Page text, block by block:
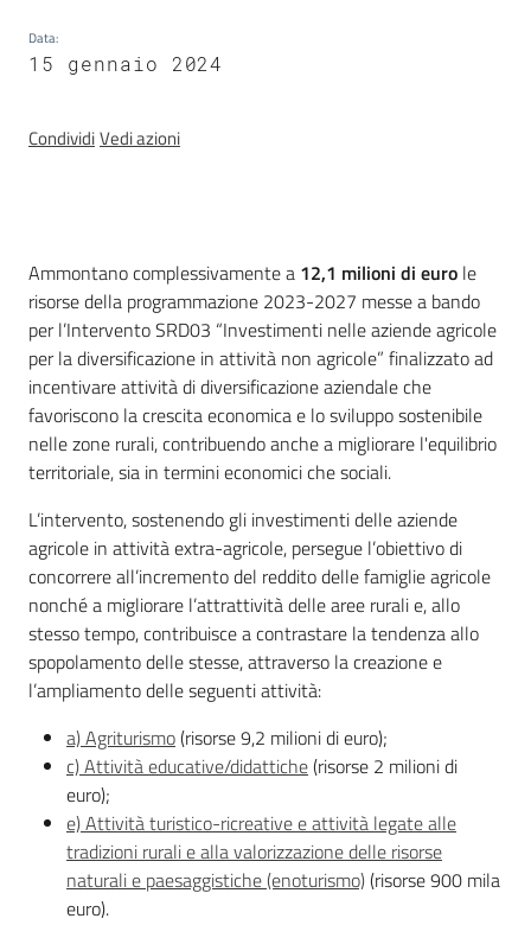
Agricoltura,
caccia e
pesca
Argomenti
Novità
Servizi
Leggi atti bandi
Piani programmi
progetti
Data:
15 gennaio 2024
CondividiVedi azioni
Introduzione
Ammontano complessivamente a 12,1 milioni di euro le
risorse della programmazione 2023-2027 messe a bando
per l’Intervento SRD03 “Investimenti nelle aziende agricole
per la diversificazione in attività non agricole” finalizzato ad
incentivare attività di diversificazione aziendale che
favoriscono la crescita economica e lo sviluppo sostenibile
nelle zone rurali, contribuendo anche a migliorare l'equilibrio
territoriale, sia in termini economici che sociali.
L’intervento, sostenendo gli investimenti delle aziende
agricole in attività extra-agricole, persegue l’obiettivo di
concorrere all’incremento del reddito delle famiglie agricole
nonché a migliorare l’attrattività delle aree rurali e, allo
stesso tempo, contribuisce a contrastare la tendenza allo
spopolamento delle stesse, attraverso la creazione e
l’ampliamento delle seguenti attività:
a) Agriturismo(risorse 9,2 milioni di euro);
c) Attività educative/didattiche(risorse 2 milioni di
euro);
e) Attività turistico-ricreative e attività legate alle
tradizioni rurali e alla valorizzazione delle risorse
naturali e paesaggistiche (enoturismo)(risorse 900 mila
euro).